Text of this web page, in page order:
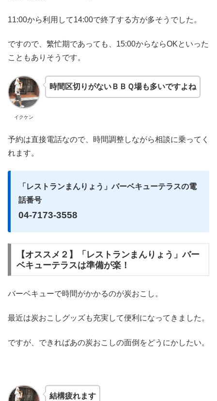
11:00から利用して14:00で終了する方が多そうでした。
ですので、繁忙期であっても、15:00からならOKといった
こともありそうです。
イクケン
時間区切りがないＢＢＱ場も多いですよね
予約は直接電話なので、時間調整しながら相談に乗ってく
れます。
「レストランまんりょう」バーベキューテラスの電
話番号
04-7173-3558
【オススメ２】「レストランまんりょう」バー
ベキューテラスは準備が楽！
バーベキューで時間がかかるのが炭おこし。
最近は炭おこしグッズも充実して便利になってきました。
ですが、できればあの炭おこしの面倒をどうにかしたい。
結構疲れます